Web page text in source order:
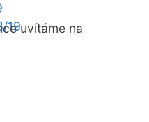
19uvítáme na